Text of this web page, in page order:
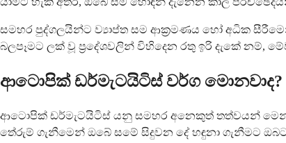
සමහර පුද්ගලයින්ට ව්‍යාප්ත සම ආක්‍රමණය හෝ අධික
බලපෑමට ලක් වූ ප්‍රදේශවලින් විහිදෙන රතු ඉරි දැකේ නම්,
ආටොපික් ඩර්මැටයිටිස් වර්ග මොනවාද?
ආටොපික් ඩර්මැටයිටිස් යනු සමහර අනෙකුත් තත්වයන්
තේරුම් ගැනීමෙන් ඔබේ සමේ සිදුවන දේ හඳුනා ගැනීමට